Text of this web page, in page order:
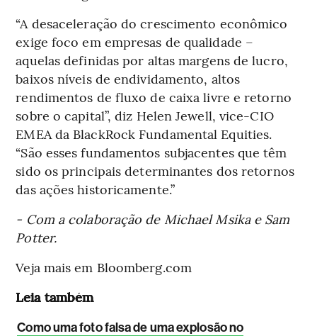
“A desaceleração do crescimento econômico
exige foco em empresas de qualidade –
aquelas definidas por altas margens de lucro,
baixos níveis de endividamento, altos
rendimentos de fluxo de caixa livre e retorno
sobre o capital”, diz Helen Jewell, vice-CIO
EMEA da BlackRock Fundamental Equities.
“São esses fundamentos subjacentes que têm
sido os principais determinantes dos retornos
das ações historicamente.”
- Com a colaboração de Michael Msika e Sam
Potter.
Veja mais em Bloomberg.com
Leia também
Como uma foto falsa de uma explosão no